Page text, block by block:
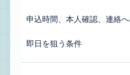
申込時間、本人確認、連絡
即日を狙う条件